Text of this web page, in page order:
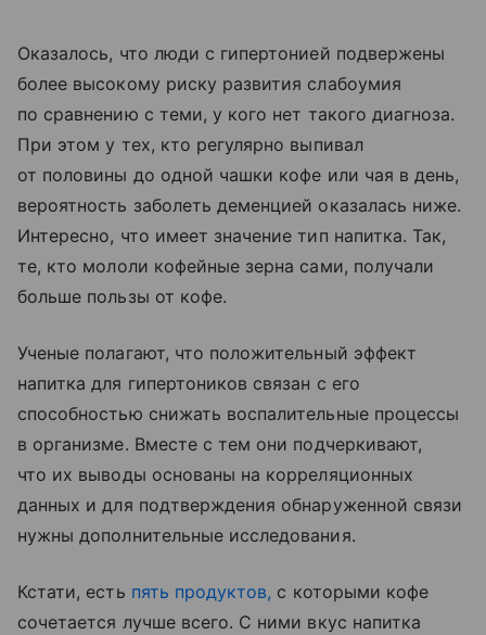
Оказалось, что люди с гипертонией подвержены
более высокому риску развития слабоумия
по сравнению с теми, у кого нет такого диагноза.
При этом у тех, кто регулярно выпивал
от половины до одной чашки кофе или чая в день,
вероятность заболеть деменцией оказалась ниже.
Интересно, что имеет значение тип напитка. Так,
те, кто мололи кофейные зерна сами, получали
больше пользы от кофе.
Ученые полагают, что положительный эффект
напитка для гипертоников связан с его
способностью снижать воспалительные процессы
в организме. Вместе с тем они подчеркивают,
что их выводы основаны на корреляционных
данных и для подтверждения обнаруженной связи
нужны дополнительные исследования.
Кстати, есть пять продуктов, с которыми кофе
сочетается лучше всего. С ними вкус напитка